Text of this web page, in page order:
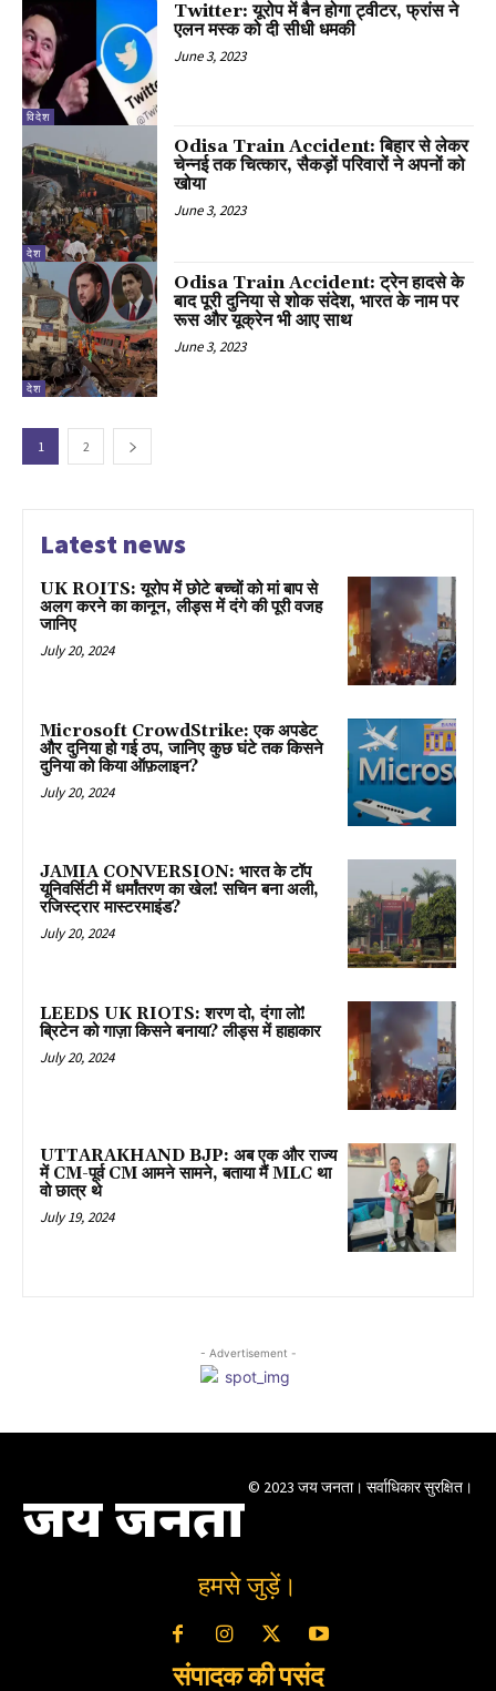
विदेश
Twitter: यूरोप में बैन होगा ट्वीटर, फ्रांस ने
एलन मस्क को दी सीधी धमकी
June 3, 2023
देश
Odisa Train Accident: बिहार से लेकर
चेन्नई तक चित्कार, सैकड़ों परिवारों ने अपनों को
खोया
June 3, 2023
देश
Odisa Train Accident: ट्रेन हादसे के
बाद पूरी दुनिया से शोक संदेश, भारत के नाम पर
रूस और यूक्रेन भी आए साथ
June 3, 2023
1 2
Latest news
UK ROITS: यूरोप में छोटे बच्चों को मां बाप से
अलग करने का कानून, लीड्स में दंगे की पूरी वजह
जानिए
July 20, 2024
Microsoft CrowdStrike: एक अपडेट
और दुनिया हो गई ठप, जानिए कुछ घंटे तक किसने
दुनिया को किया ऑफ़लाइन?
July 20, 2024
JAMIA CONVERSION: भारत के टॉप
यूनिवर्सिटी में धर्मांतरण का खेल! सचिन बना अली,
रजिस्ट्रार मास्टरमाइंड?
July 20, 2024
LEEDS UK RIOTS: शरण दो, दंगा लो!
ब्रिटेन को गाज़ा किसने बनाया? लीड्स में हाहाकार
July 20, 2024
UTTARAKHAND BJP: अब एक और राज्य
में CM-पूर्व CM आमने सामने, बताया मैं MLC था
वो छात्र थे
July 19, 2024
- Advertisement -
जय जनता © 2023 जय जनता। सर्वाधिकार सुरक्षित।
हमसे जुड़ें।
संपादक की पसंद